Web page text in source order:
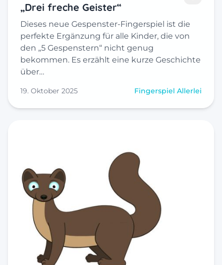
„Drei freche Geister“
Dieses neue Gespenster-Fingerspiel ist die
perfekte Ergänzung für alle Kinder, die von
den „5 Gespenstern“ nicht genug
bekommen. Es erzählt eine kurze Geschichte
über…
19. Oktober 2025 Fingerspiel Allerlei